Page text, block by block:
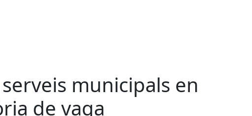
municipals en
de vaga